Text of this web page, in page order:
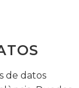
de datos